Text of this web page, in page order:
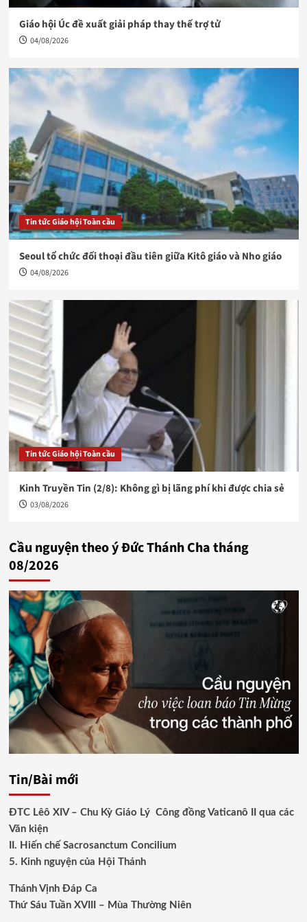
Giáo hội Úc đề xuất giải pháp thay thế trợ tử
04/08/2026
Tin tức Giáo hội Toàn cầu
Seoul tổ chức đối thoại đầu tiên giữa Kitô giáo và Nho giáo
04/08/2026
Tin tức Giáo hội Toàn cầu
Kinh Truyền Tin (2/8): Không gì bị lãng phí khi được chia sẻ
03/08/2026
Cầu nguyện theo ý Đức Thánh Cha tháng
08/2026
Tin/Bài mới
ĐTC Lêô XIV – Chu Kỳ Giáo Lý Công đồng Vaticanô II qua các
Văn kiện
II. Hiến chế Sacrosanctum Concilium
5. Kinh nguyện của Hội Thánh
Thánh Vịnh Đáp Ca
Thứ Sáu Tuần XVIII – Mùa Thường Niên